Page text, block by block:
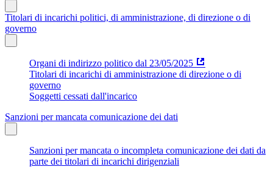
Titolari di incarichi politici, di amministrazione, di direzione o di
governo
Organi di indirizzo politico dal 23/05/2025
Titolari di incarichi di amministrazione di direzione o di
governo
Soggetti cessati dall'incarico
Sanzioni per mancata comunicazione dei dati
Sanzioni per mancata o incompleta comunicazione dei dati da
parte dei titolari di incarichi dirigenziali